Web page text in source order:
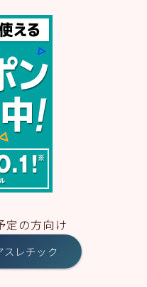
定の方向け
スレチック